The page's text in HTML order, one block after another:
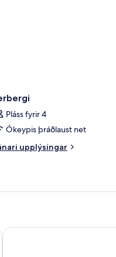
Pláss fyrir 4
Ókeypis þráðlaust net
upplýsingar
Bluesun Hotel Elaphusa